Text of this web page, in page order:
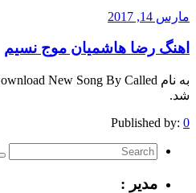
مارس 14, 2017
اهنگ رضا هاشمیان موج نسیم
شد.
Published by: 0
مدیر :